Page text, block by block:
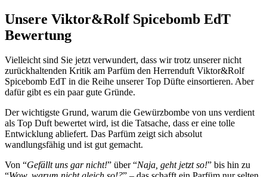
Unsere Viktor&Rolf Spicebomb EdT
Bewertung
Vielleicht sind Sie jetzt verwundert, dass wir trotz unserer nicht
zurückhaltenden Kritik am Parfüm den Herrenduft Viktor&Rolf
Spicebomb EdT in die Reihe unserer Top Düfte einsortieren. Aber
dafür gibt es ein paar gute Gründe.
Der wichtigste Grund, warum die Gewürzbombe von uns verdient
als Top Duft bewertet wird, ist die Tatsache, dass er eine tolle
Entwicklung abliefert. Das Parfüm zeigt sich absolut
wandlungsfähig und ist gut gemacht.
Von “Gefällt uns gar nicht!” über “Naja, geht jetzt so!” bis hin zu